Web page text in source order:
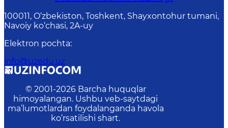
100011, O‘zbekiston, Toshkent, Shayxontohur tumani,
Navoiy ko‘chasi, 2A-uy
Elektron pochta:
info@uzedu.uz
© 2001-2026 Barcha huquqlar
himoyalangan. Ushbu veb-saytdagi
ma’lumotlardan foydalanganda havola
ko‘rsatilishi shart.